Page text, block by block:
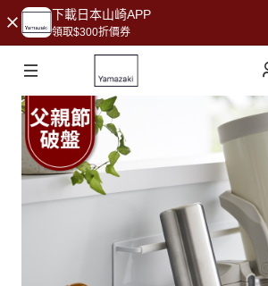
下載日本山崎APP
領取$300折價券